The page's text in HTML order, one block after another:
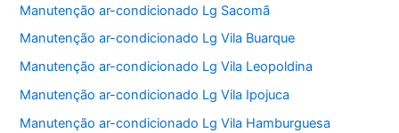
Manutenção ar-condicionado Lg Sacomã
Manutenção ar-condicionado Lg Vila Buarque
Manutenção ar-condicionado Lg Vila Leopoldina
Manutenção ar-condicionado Lg Vila Ipojuca
Manutenção ar-condicionado Lg Vila Hamburguesa